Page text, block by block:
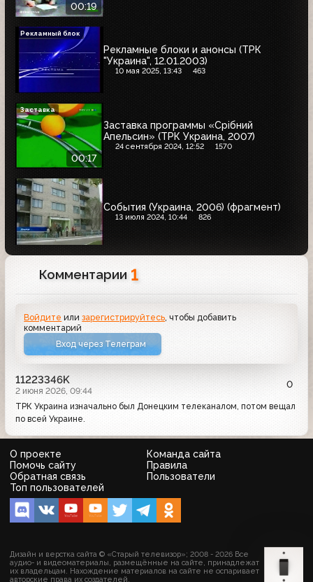
00:19
Рекламные блоки и анонсы (ТРК
"Украина", 12.01.2003)
10 мая 2025, 13:43 463
Рекламный блок
00:17
Заставка программы «Срібний
Апельсин» (ТРК Украина, 2007)
24 сентября 2024, 12:52 1570
Заставка
События (Украина, 2006) (фрагмент)
13 июля 2024, 10:44 826
Комментарии 1
Войдите илизарегистрируйтесь , чтобы добавить
комментарий
Вход через Телеграм
11223346K
2 июня 2026, 09:44
0
ТРК Украина изначально был Донецким телеканалом, потом вещал
по всей Украине.
О проекте
Команда сайта
Помочь сайту
Правила
Обратная связь
Пользователи
Топ пользователей
Дизайн и верстка сайта © «Старый телевизор»; 2008 - 2026 Все
аудио- и видеоматериалы, размещённые на сайте, принадлежат
их владельцам. Нахождение материалов на сайте не оспаривает
авторские права их создателей.